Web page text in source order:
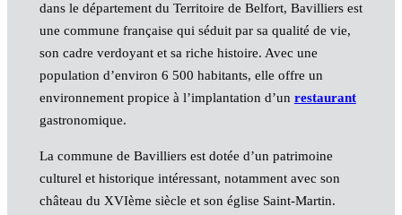
dans le département du Territoire de Belfort, Bavilliers est
une commune française qui séduit par sa qualité de vie,
son cadre verdoyant et sa riche histoire. Avec une
population d’environ 6 500 habitants, elle offre un
environnement propice à l’implantation d’un restaurant
gastronomique.
La commune de Bavilliers est dotée d’un patrimoine
culturel et historique intéressant, notamment avec son
château du XVIème siècle et son église Saint-Martin.